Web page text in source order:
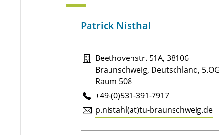
Patrick Nisthal
Beethovenstr. 51A, 38106
Braunschweig, Deutschland,
Raum 508
+49-(0)531-391-7917
p.​nistahl(at)tu-braun­schweig.de